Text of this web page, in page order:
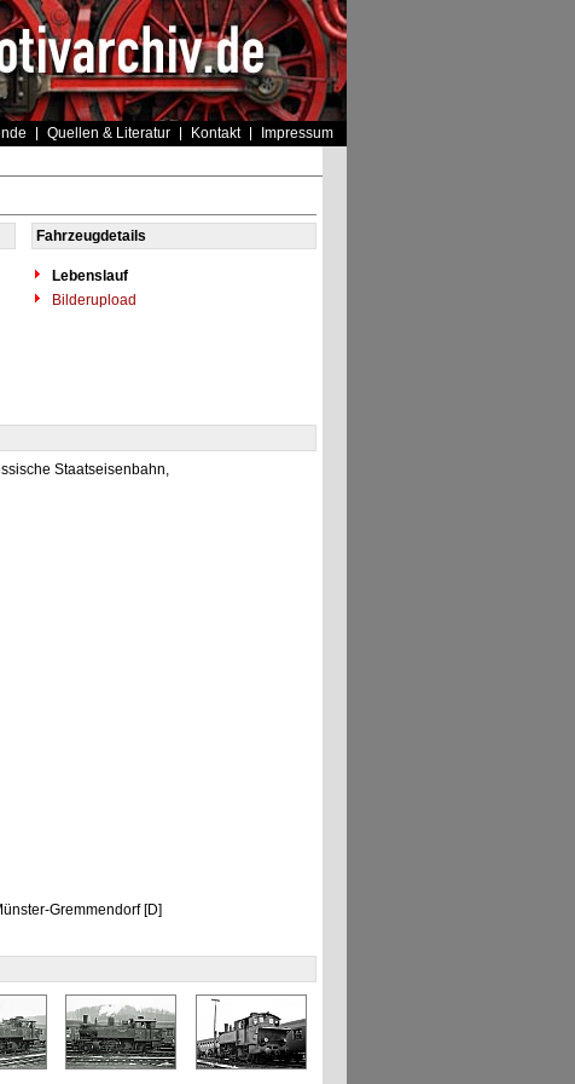
Quellen & Literatur Kontakt Impressum
Fahrzeugdetails
Lebenslauf
Bilderupload
Staatseisenbahn,
Gremmendorf [D]